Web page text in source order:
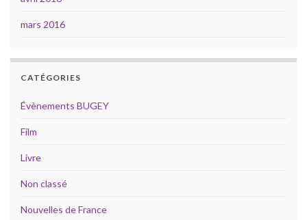
mars 2016
CATÉGORIES
Évènements BUGEY
Film
Livre
Non classé
Nouvelles de France